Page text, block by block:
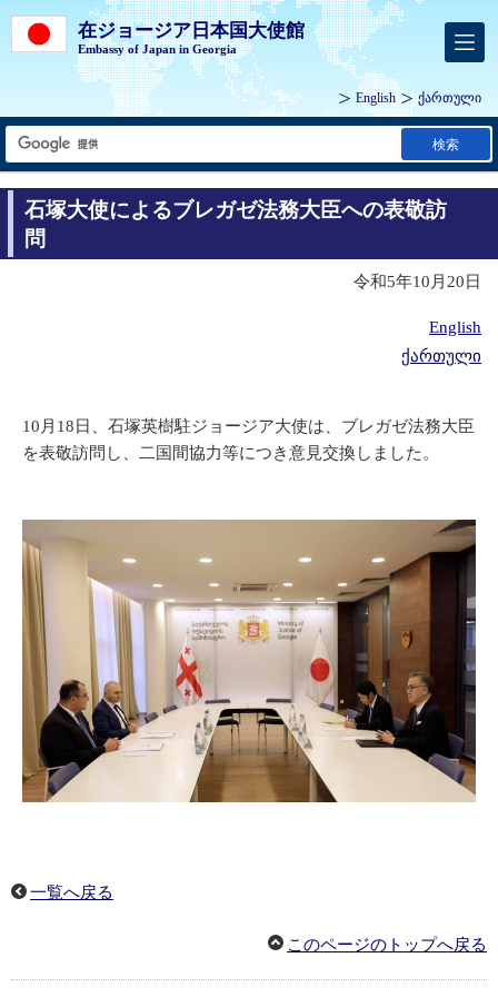
在ジョージア日本国大使館
Embassy of Japan in Georgia
English ქართული
検索
石塚大使によるブレガゼ法務大臣への表敬訪
問
令和5年10月20日
English
ქართული
10月18日、石塚英樹駐ジョージア大使は、ブレガゼ法務大臣
を表敬訪問し、二国間協力等につき意見交換しました。
一覧へ戻る
このページのトップへ戻る